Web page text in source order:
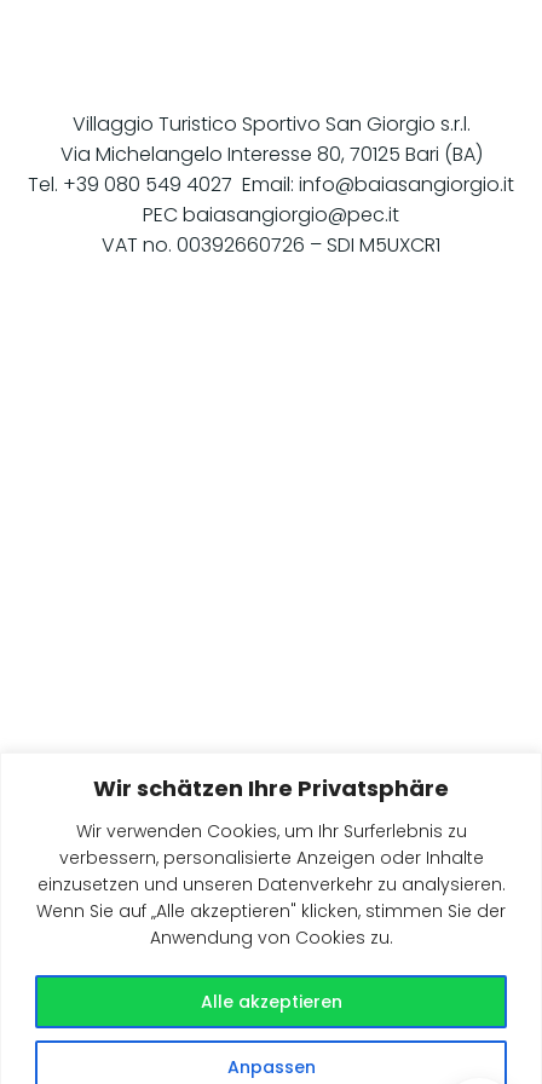
Wir schätzen Ihre Privatsphäre
Wir verwenden Cookies, um Ihr Surferlebnis zu
verbessern, personalisierte Anzeigen oder Inhalte
einzusetzen und unseren Datenverkehr zu analysieren.
Wenn Sie auf „Alle akzeptieren" klicken, stimmen Sie der
Anwendung von Cookies zu.
Anpassen
Alle akzeptieren
Villaggio Turistico Sportivo San Giorgio s.r.l.
Via Michelangelo Interesse 80, 70125 Bari (BA)
Tel. +39 080 549 4027 Email: info@baiasangiorgio.it
PEC baiasangiorgio@pec.it
VAT no. 00392660726 – SDI M5UXCR1
Lorem ipsum dolor sit amet, at mei dolore tritani
repudiandae. In his nemore temporibus consequuntur,
vim ad prima vivendum consetetur. Viderer feugiat at
pro, mea aperiam
Villaggio Turistico Sportivo San Giorgio s.r.l.
Tel. +39 0805494027 – Fax +39 080 549 7259
Email: info@baiasangiorgio.it – PEC
baiasangiorgio@pec.it